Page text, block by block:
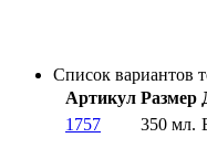
Список вариантов
Артикул Размер
1757
350 мл.